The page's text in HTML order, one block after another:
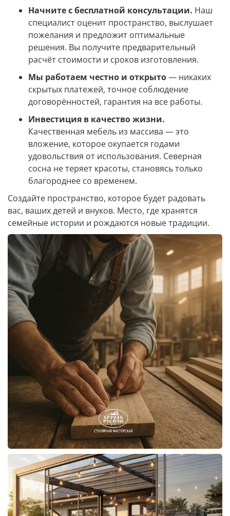
Начните с бесплатной консультации. Наш
специалист оценит пространство, выслушает
пожелания и предложит оптимальные
решения. Вы получите предварительный
расчёт стоимости и сроков изготовления.
Мы работаем честно и открыто— никаких
скрытых платежей, точное соблюдение
договорённостей, гарантия на все работы.
Инвестиция в качество жизни.
Качественная мебель из массива — это
вложение, которое окупается годами
удовольствия от использования. Северная
сосна не теряет красоты, становясь только
благороднее со временем.
Создайте пространство, которое будет радовать
вас, ваших детей и внуков. Место, где хранятся
семейные истории и рождаются новые традиции.